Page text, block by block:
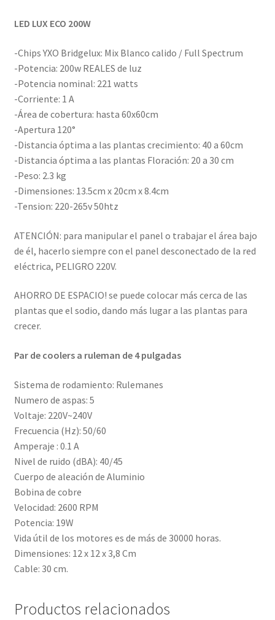
LED LUX ECO 200W
-Chips YXO Bridgelux: Mix Blanco calido / Full Spectrum
-Potencia: 200w REALES de luz
-Potencia nominal: 221 watts
-Corriente: 1 A
-Área de cobertura: hasta 60x60cm
-Apertura 120°
-Distancia óptima a las plantas crecimiento: 40 a 60cm
-Distancia óptima a las plantas Floración: 20 a 30 cm
-Peso: 2.3 kg
-Dimensiones: 13.5cm x 20cm x 8.4cm
-Tension: 220-265v 50htz
ATENCIÓN: para manipular el panel o trabajar el área bajo
de él, hacerlo siempre con el panel desconectado de la red
eléctrica, PELIGRO 220V.
AHORRO DE ESPACIO! se puede colocar más cerca de las
plantas que el sodio, dando más lugar a las plantas para
crecer.
Par de coolers a ruleman de 4 pulgadas
Sistema de rodamiento: Rulemanes
Numero de aspas: 5
Voltaje: 220V~240V
Frecuencia (Hz): 50/60
Amperaje : 0.1 A
Nivel de ruido (dBA): 40/45
Cuerpo de aleación de Aluminio
Bobina de cobre
Velocidad: 2600 RPM
Potencia: 19W
Vida útil de los motores es de más de 30000 horas.
Dimensiones: 12 x 12 x 3,8 Cm
Cable: 30 cm.
Productos relacionados